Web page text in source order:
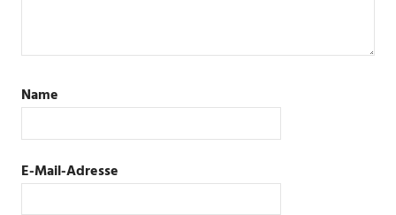
Name
E-Mail-Adresse